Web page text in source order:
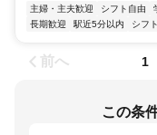
主婦・主夫歓迎 シフト自由
長期歓迎
駅近5分以内 シフ
前へ 1
この条